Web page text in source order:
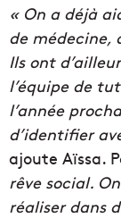
« On a déjà
de médecine,
Ils ont
l’équipe de
l’année
d’identifier
ajoute Aïssa.
rêve social.
réaliser dans